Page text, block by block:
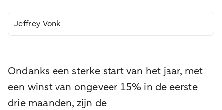
Jeffrey Vonk
Ondanks een sterke start van het jaar, met
een winst van ongeveer 15% in de eerste
drie maanden, zijn de